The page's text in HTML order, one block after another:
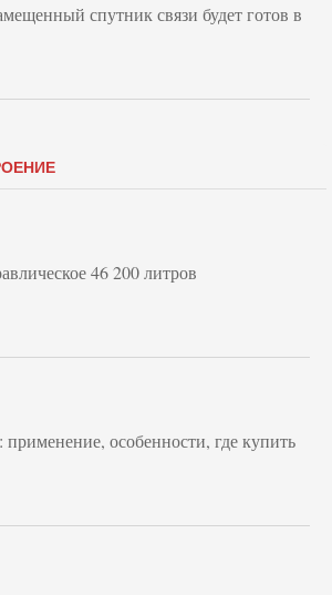
спутник связи будет готов в
46 200 литров
особенности, где купить